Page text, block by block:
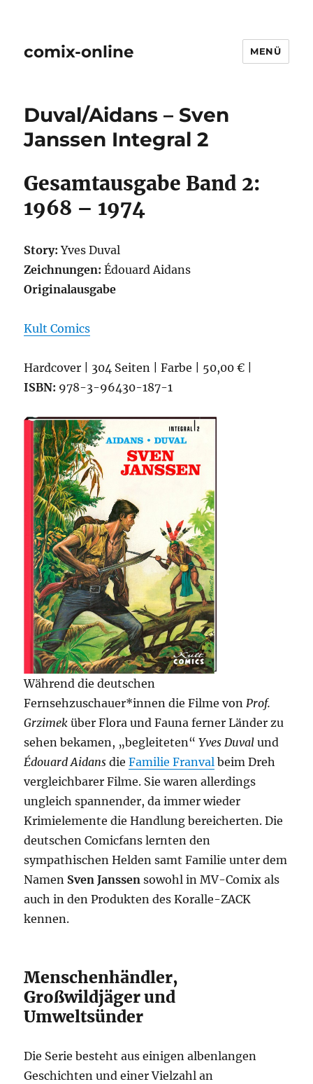
comix-online MENÜ
Duval/Aidans – Sven
Janssen Integral 2
Gesamtausgabe Band 2:
1968 – 1974
Story:Yves Duval
Zeichnungen:Édouard Aidans
Originalausgabe
Kult Comics
Hardcover | 304 Seiten | Farbe | 50,00 € |
ISBN: 978-3-96430-187-1
Während die deutschen
Fernsehzuschauer*innen die Filme vonProf.
Grzimek über Flora und Fauna ferner Länder zu
sehen bekamen, „begleiteten“Yves Duval und
Édouard Aidans dieFamilie Franval beim Dreh
vergleichbarer Filme. Sie waren allerdings
ungleich spannender, da immer wieder
Krimielemente die Handlung bereicherten. Die
deutschen Comicfans lernten den
sympathischen Helden samt Familie unter dem
Namen Sven Janssen sowohl in MV-Comix als
auch in den Produkten des Koralle-ZACK
kennen.
Menschenhändler,
Großwildjäger und
Umweltsünder
Die Serie besteht aus einigen albenlangen
Geschichten und einer Vielzahl an